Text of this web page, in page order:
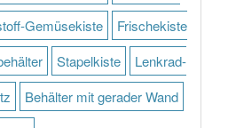
Gemüsekiste
Frischekiste
Stapelkiste
Lenkrad-
Behälter mit gerader Wand